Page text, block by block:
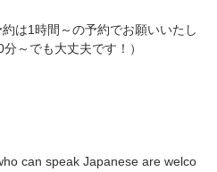
は1時間～の予約でお願いいたし
～でも大丈夫です！）
can speak Japanese are welco